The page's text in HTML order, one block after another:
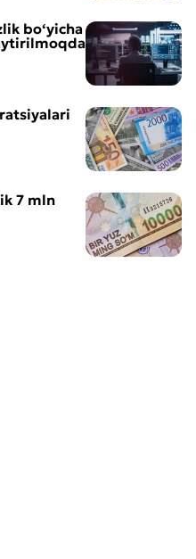
bo‘yicha
7 mln